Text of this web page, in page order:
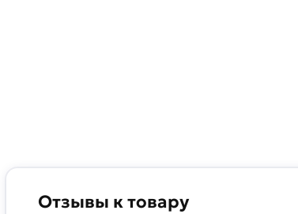
Отзывы к товару